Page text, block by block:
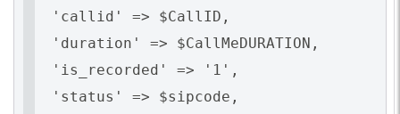
'callid' => $CallID,
'duration' => $CallMeDURATION,
'is_recorded' => '1',
'status' => $sipcode,